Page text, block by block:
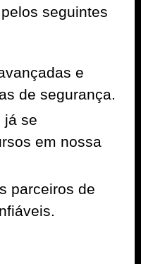
seguintes
e
de segurança.
já se
em nossa
parceiros de